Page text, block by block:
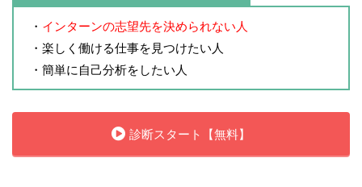
・ インターンの志望先を決められない人
・楽しく働ける仕事を見つけたい人
・簡単に自己分析をしたい人
診断スタート【無料】